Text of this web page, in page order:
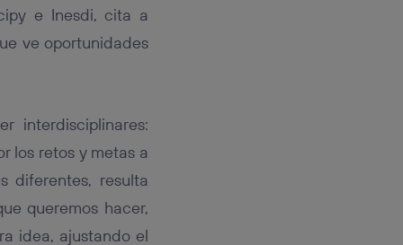
e Inesdi, cita a
ve oportunidades
interdisciplinares:
los retos y metas a
diferentes, resulta
queremos hacer,
idea, ajustando el